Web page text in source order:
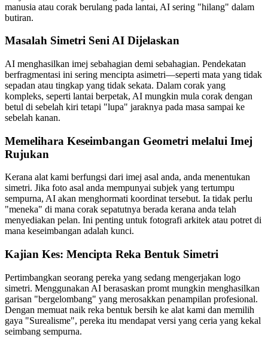
manusia atau corak berulang pada lantai, AI sering "hilang" dalam
butiran.
Masalah Simetri Seni AI Dijelaskan
AI menghasilkan imej sebahagian demi sebahagian. Pendekatan
berfragmentasi ini sering mencipta asimetri—seperti mata yang tidak
sepadan atau tingkap yang tidak sekata. Dalam corak yang
kompleks, seperti lantai berpetak, AI mungkin mula corak dengan
betul di sebelah kiri tetapi "lupa" jaraknya pada masa sampai ke
sebelah kanan.
Memelihara Keseimbangan Geometri melalui Imej
Rujukan
Kerana alat kami berfungsi dari imej asal anda, anda menentukan
simetri. Jika foto asal anda mempunyai subjek yang tertumpu
sempurna, AI akan menghormati koordinat tersebut. Ia tidak perlu
"meneka" di mana corak sepatutnya berada kerana anda telah
menyediakan pelan. Ini penting untuk fotografi arkitek atau potret di
mana keseimbangan adalah kunci.
Kajian Kes: Mencipta Reka Bentuk Simetri
Pertimbangkan seorang pereka yang sedang mengerjakan logo
simetri. Menggunakan AI berasaskan promt mungkin menghasilkan
garisan "bergelombang" yang merosakkan penampilan profesional.
Dengan memuat naik reka bentuk bersih ke alat kami dan memilih
gaya "Surealisme", pereka itu mendapat versi yang ceria yang kekal
seimbang sempurna.